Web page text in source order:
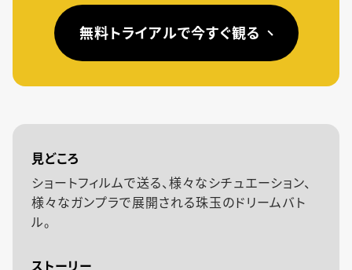
無料トライアルで今すぐ観る
見どころ
ショートフィルムで送る、様々なシチュエーション、
様々なガンプラで展開される珠玉のドリームバト
ル。
ストーリー